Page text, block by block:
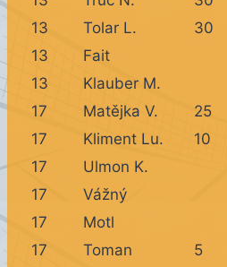
13
Tolar L.
30
13
Fait
13
Klauber M.
17
Matějka V.
25
17
Kliment Lu. 10
17
Ulmon K.
17
Vážný
17
Motl
17
Toman
5